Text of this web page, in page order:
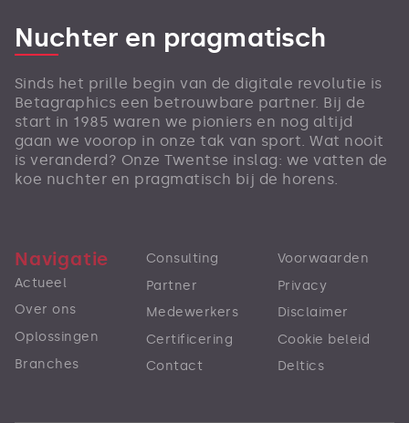
Nuchter en pragmatisch
Sinds het prille begin van de digitale revolutie is
Betagraphics een betrouwbare partner. Bij de
start in 1985 waren we pioniers en nog altijd
gaan we voorop in onze tak van sport. Wat nooit
is veranderd? Onze Twentse inslag: we vatten de
koe nuchter en pragmatisch bij de horens.
Navigatie
Actueel
Over ons
Oplossingen
Branches
Consulting
Partner
Medewerkers
Certificering
Contact
Voorwaarden
Privacy
Disclaimer
Cookie beleid
Deltics